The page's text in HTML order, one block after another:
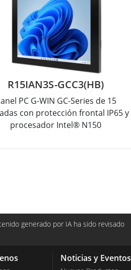
R15IAN3S-GCC3(HB)
PC G-WIN GC-Series de 15
con protección frontal IP65 y
procesador Intel® N150
generado por IA ha sido revisado
Noticias y Eventos